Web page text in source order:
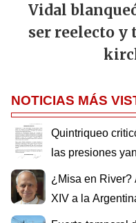
Vidal
ser reelecto y
NOTICIAS MÁS
Quintriqueo
las presiones
¿Misa en River?
XIV a la